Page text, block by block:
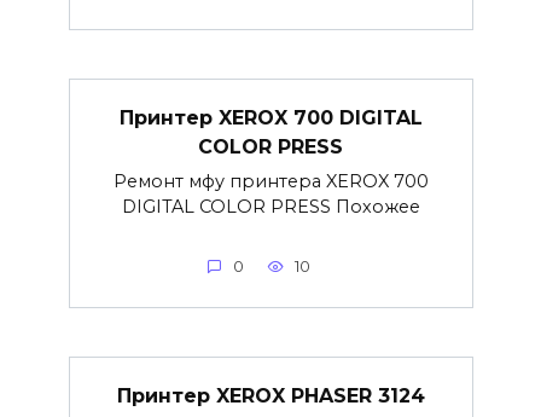
Принтер XEROX 700 DIGITAL
COLOR PRESS
Ремонт мфу принтера XEROX 700
DIGITAL COLOR PRESS Похожее
0 10
Принтер XEROX PHASER 3124